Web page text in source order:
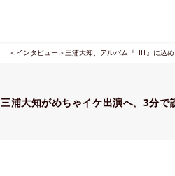
＜インタビュー＞三浦大知、アルバム『HIT』に込
三浦大知がめちゃイケ出演へ。3分で